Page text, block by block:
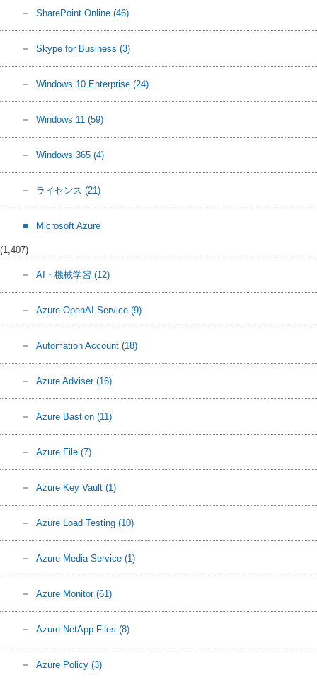
SharePoint Online (46)
Skype for Business (3)
Windows 10 Enterprise (24)
Windows 11 (59)
Windows 365 (4)
ライセンス (21)
Microsoft Azure
(1,407)
AI・機械学習 (12)
Azure OpenAI Service (9)
Automation Account (18)
Azure Adviser (16)
Azure Bastion (11)
Azure File (7)
Azure Key Vault (1)
Azure Load Testing (10)
Azure Media Service (1)
Azure Monitor (61)
Azure NetApp Files (8)
Azure Policy (3)